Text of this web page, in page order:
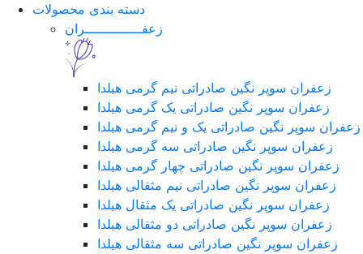
دسته بندی محصولات
زعفــــــــــــــران
زعفران سوپر نگین صادراتی نیم گرمی هیلدا
زعفران سوپر نگین صادراتی یک گرمی هیلدا
زعفران سوپر نگین صادراتی یک و نیم گرمی هیلدا
زعفران سوپر نگین صادراتی سه گرمی هیلدا
زعفران سوپر نگین صادراتی چهار گرمی هیلدا
زعفران سوپر نگین صادراتی نیم مثقالی هیلدا
زعفران سوپر نگین صادراتی یک مثقال هیلدا
زعفران سوپر نگین صادراتی دو مثقالی هیلدا
زعفران سوپر نگین صادراتی سه مثقالی هیلدا